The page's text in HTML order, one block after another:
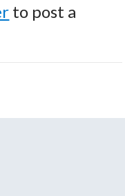
to post a